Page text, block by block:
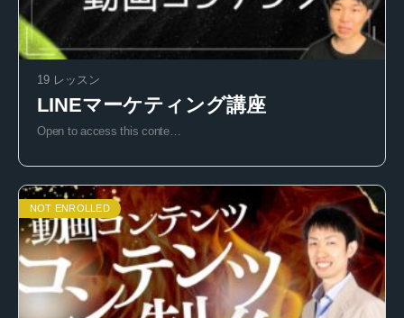
19 レッスン
LINEマーケティング講座
Open to access this conte…
NOT ENROLLED